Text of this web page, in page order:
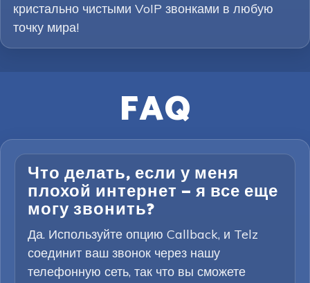
кристально чистыми VoIP звонками в любую
точку мира!
FAQ
Что делать, если у меня
плохой интернет — я все еще
могу звонить?
Да. Используйте опцию Callback, и Telz
соединит ваш звонок через нашу
телефонную сеть, так что вы сможете